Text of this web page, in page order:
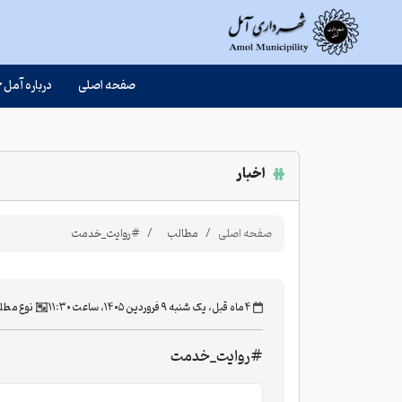
صفحه اصلی درباره آمل
اخبار
صفحه اصلی مطالب #روایت_خدمت
‫۴ ماه قبل، یک شنبه ۹ فروردین ۱۴۰۵، ساعت ۱۱:۳۰ نوع
#روایت_خدمت